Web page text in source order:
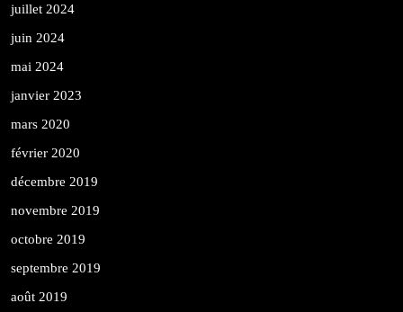
juillet 2024
juin 2024
mai 2024
janvier 2023
mars 2020
février 2020
décembre 2019
novembre 2019
octobre 2019
septembre 2019
août 2019